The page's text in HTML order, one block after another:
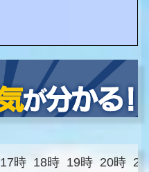
17時 18時 19時 20時